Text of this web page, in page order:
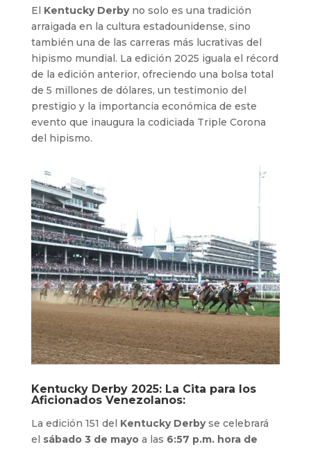
El Kentucky Derbyno solo es una tradición
arraigada en la cultura estadounidense, sino
también una de las carreras más lucrativas del
hipismo mundial. La edición 2025 iguala el récord
de la edición anterior, ofreciendo una bolsa total
de 5 millones de dólares, un testimonio del
prestigio y la importancia económica de este
evento que inaugura la codiciada Triple Corona
del hipismo.
Kentucky Derby 2025: La Cita para los
Aficionados Venezolanos:
La edición 151 del Kentucky Derbyse celebrará
el sábado 3 de mayoa las 6:57 p.m. hora de